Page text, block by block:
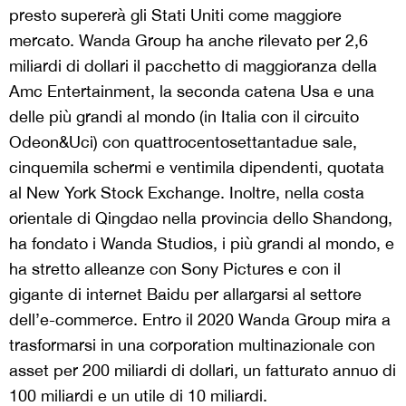
presto supererà gli Stati Uniti come maggiore
mercato. Wanda Group ha anche rilevato per 2,6
miliardi di dollari il pacchetto di maggioranza della
Amc Entertainment, la seconda catena Usa e una
delle più grandi al mondo (in Italia con il circuito
Odeon&Uci) con quattrocentosettantadue sale,
cinquemila schermi e ventimila dipendenti, quotata
al New York Stock Exchange. Inoltre, nella costa
orientale di Qingdao nella provincia dello Shandong,
ha fondato i Wanda Studios, i più grandi al mondo, e
ha stretto alleanze con Sony Pictures e con il
gigante di internet Baidu per allargarsi al settore
dell’e-commerce. Entro il 2020 Wanda Group mira a
trasformarsi in una corporation multinazionale con
asset per 200 miliardi di dollari, un fatturato annuo di
100 miliardi e un utile di 10 miliardi.